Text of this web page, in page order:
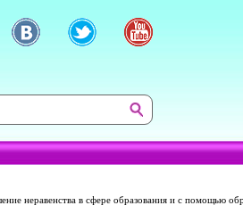
неравенства в сфере образования и с помощью